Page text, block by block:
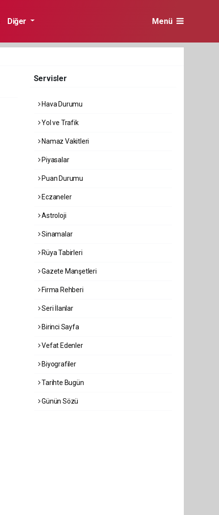
Diğer Menü
Servisler
Hava Durumu
Yol ve Trafik
Namaz Vakitleri
Piyasalar
Puan Durumu
Eczaneler
Astroloji
Sinamalar
Rüya Tabirleri
Gazete Manşetleri
Firma Rehberi
Seri İlanlar
Birinci Sayfa
Vefat Edenler
Biyografiler
Tarihte Bugün
Günün Sözü